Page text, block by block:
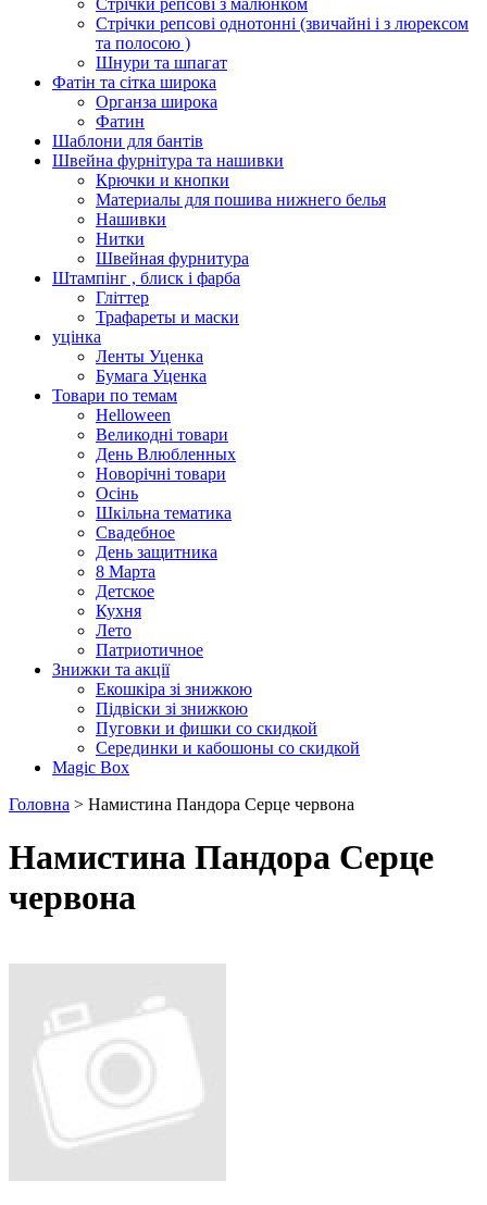
Стрічки репсові з малюнком
Стрічки репсові однотонні (звичайні і з люрексом
та полосою )
Шнури та шпагат
Фатін та сітка широка
Органза широка
Фатин
Шаблони для бантів
Швейна фурнітура та нашивки
Крючки и кнопки
Материалы для пошива нижнего белья
Нашивки
Нитки
Швейная фурнитура
Штампінг , блиск і фарба
Гліттер
Трафареты и маски
уцінка
Ленты Уценка
Бумага Уценка
Товари по темам
Helloween
Великодні товари
День Влюбленных
Новорічні товари
Осінь
Шкільна тематика
Свадебное
День защитника
8 Марта
Детское
Кухня
Лето
Патриотичное
Знижки та акції
Екошкіра зі знижкою
Підвіски зі знижкою
Пуговки и фишки со скидкой
Серединки и кабошоны со скидкой
Magic Box
Головна > Намистина Пандора Серце червона
Намистина Пандора Серце
червона